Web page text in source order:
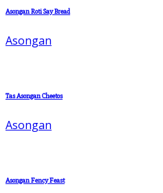
Asongan Roti Say Bread
Asongan
Tas Asongan Cheetos
Asongan
Asongan Fency Feast